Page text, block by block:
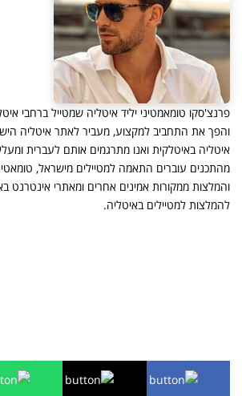
פרנצ'סקו טומאמטיני יליד איטליה שמטייל ברחבי
והפך את התחביב למקצוע, מעביר לאתר איטליה
איטליה באיטלקית ואנו מתרגמים אותם לעברית
מהתכנים עוברים התאמה למטיילים מישראל,
והמלצות ממקורות אמינים אחרים ומאתרי אינטרנט
להמלצות למטיילים באיטליה.